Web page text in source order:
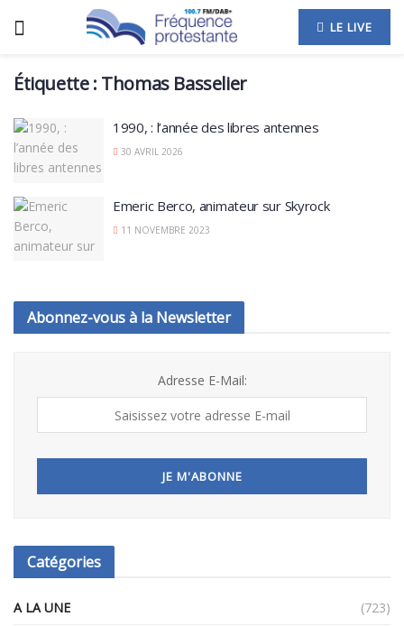
LE LIVE
Étiquette : Thomas Basselier
1990, : l’année des libres antennes
30 AVRIL 2026
Emeric Berco, animateur sur Skyrock
11 NOVEMBRE 2023
Abonnez-vous à la Newsletter
Adresse E-Mail:
Catégories
A LA UNE
(723)